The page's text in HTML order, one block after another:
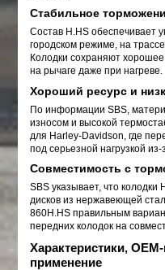
Стабильное
Состав H.HS обеспечивает
городском режиме, на
Колодки сохраняют хорошее
на рычаге даже при нагреве.
Хороший ресурс и
По информации SBS,
износом и высокой
для Harley-Davidson, где
под серьезной нагрузкой
Совместимость с
SBS указывает, что
дисков из нержавеющей
860H.HS правильным
передних колодок на
Характеристики,
применение